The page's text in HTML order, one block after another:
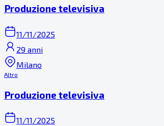
Produzione televisiva
11/11/2025
29 anni
Milano
Altro
Produzione televisiva
11/11/2025